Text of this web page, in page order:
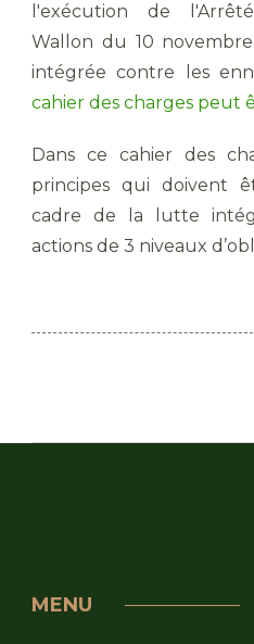
l'exécution de
Wallon du 10
intégrée contre les
cahier des charges peut
Dans ce cahier des
principes qui doivent
cadre de la lutte
actions de 3 niveaux
MENU